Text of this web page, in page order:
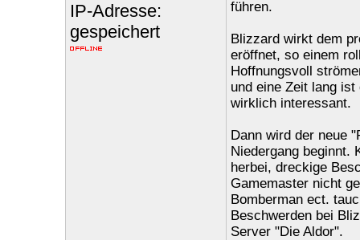
IP-Adresse:
gespeichert
führen.
Blizzard wirkt dem
eröffnet, so einem
Hoffnungsvoll
und eine Zeit lang
wirklich interessant.
Dann wird der neue
Niedergang beginnt.
herbei, dreckige
Gamemaster nicht
Bomberman ect.
Beschwerden bei
Server "Die Aldor".